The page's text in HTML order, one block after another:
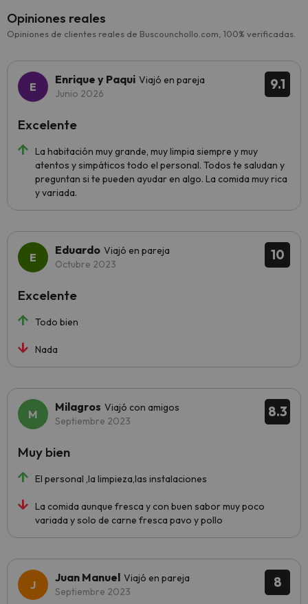
Opiniones reales
Opiniones de clientes reales de Buscounchollo.com, 100% verificadas.
9.1
Enrique y Paqui Viajó en pareja
Junio 2026
La habitación muy grande, muy limpia siempre y muy
atentos y simpáticos todo el personal. Todos te saludan y
preguntan si te pueden ayudar en algo. La comida muy rica
y variada.
Excelente
10
Eduardo Viajó en pareja
Octubre 2023
Todo bien
Nada
Excelente
8.3
Milagros Viajó con amigos
Septiembre 2023
El personal ,la limpieza,las instalaciones
La comida aunque fresca y con buen sabor muy poco
variada y solo de carne fresca pavo y pollo
Muy bien
8
Juan Manuel Viajó en pareja
Septiembre 2023